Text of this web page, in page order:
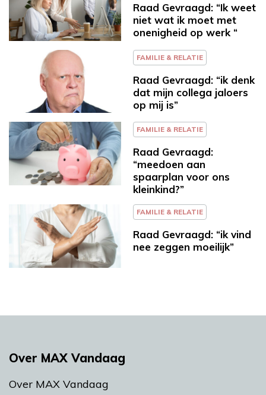
Raad Gevraagd: “Ik weet
niet wat ik moet met
onenigheid op werk “
FAMILIE & RELATIE
Raad Gevraagd: “ik denk
dat mijn collega jaloers
op mij is”
FAMILIE & RELATIE
Raad Gevraagd:
“meedoen aan
spaarplan voor ons
kleinkind?”
FAMILIE & RELATIE
Raad Gevraagd: “ik vind
nee zeggen moeilijk”
Over MAX Vandaag
Over MAX Vandaag